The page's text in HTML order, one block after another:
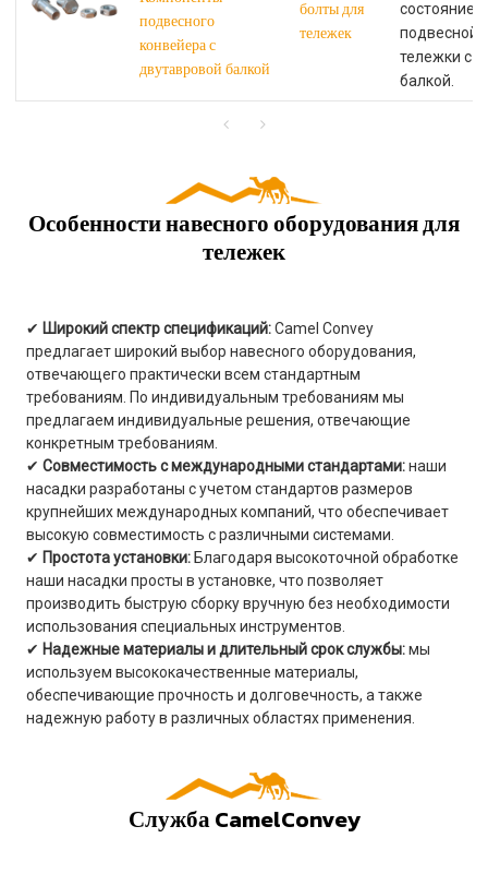
подвесного
конвейера с
двутавровой балкой
болты для
тележек
состояние
подвесной
тележки с
балкой.
Особенности навесного оборудования для
тележек
✔ Широкий спектр спецификаций:Camel Convey
предлагает широкий выбор навесного оборудования,
отвечающего практически всем стандартным
требованиям. По индивидуальным требованиям мы
предлагаем индивидуальные решения, отвечающие
конкретным требованиям.
✔Совместимость с международными стандартами:наши
насадки разработаны с учетом стандартов размеров
крупнейших международных компаний, что обеспечивает
высокую совместимость с различными системами.
✔ Простота установки: Благодаря высокоточной обработке
наши насадки просты в установке, что позволяет
производить быструю сборку вручную без необходимости
использования специальных инструментов.
✔ Надежные материалы и длительный срок службы:мы
используем высококачественные материалы,
обеспечивающие прочность и долговечность, а также
надежную работу в различных областях применения.
Служба CamelConvey